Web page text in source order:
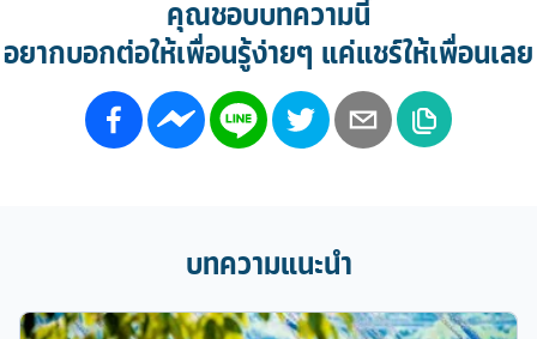
คุณชอบบทความนี้
อยากบอกต่อให้เพื่อนรู้ง่ายๆ แค่แชร์ให้เพื่อนเลย
บทความแนะนำ